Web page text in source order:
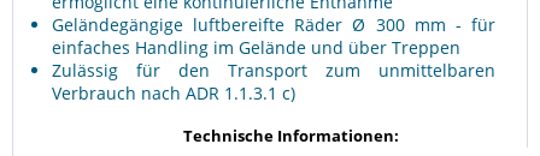
Geländegängige luftbereifte Räder Ø 300 mm - für
einfaches Handling im Gelände und über Treppen
Zulässig für den Transport zum unmittelbaren
Verbrauch nach ADR 1.1.3.1 c)
Technische Informationen: